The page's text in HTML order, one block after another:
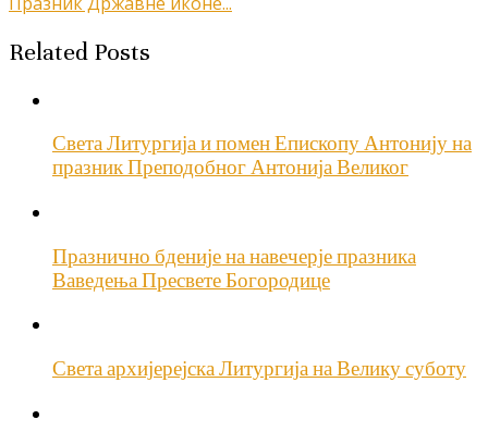
чланка
Related Posts
Света Литургија и помен Епископу Антонију на
празник Преподобног Антонија Великог
Празнично бденије на навечерје празника
Ваведења Пресвете Богородице
Света архијерејска Литургија на Велику суботу